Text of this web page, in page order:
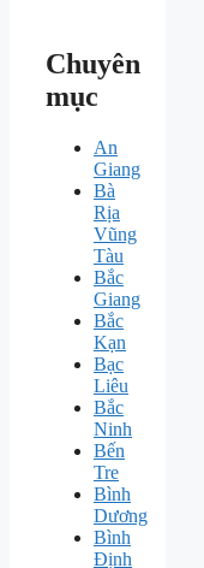
Chuyên
mục
An
Giang
Bà
Rịa
Vũng
Tàu
Bắc
Giang
Bắc
Kạn
Bạc
Liêu
Bắc
Ninh
Bến
Tre
Bình
Dương
Bình
Định